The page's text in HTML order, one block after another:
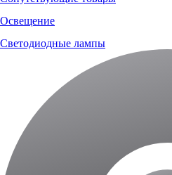
Освещение
Светодиодные лампы